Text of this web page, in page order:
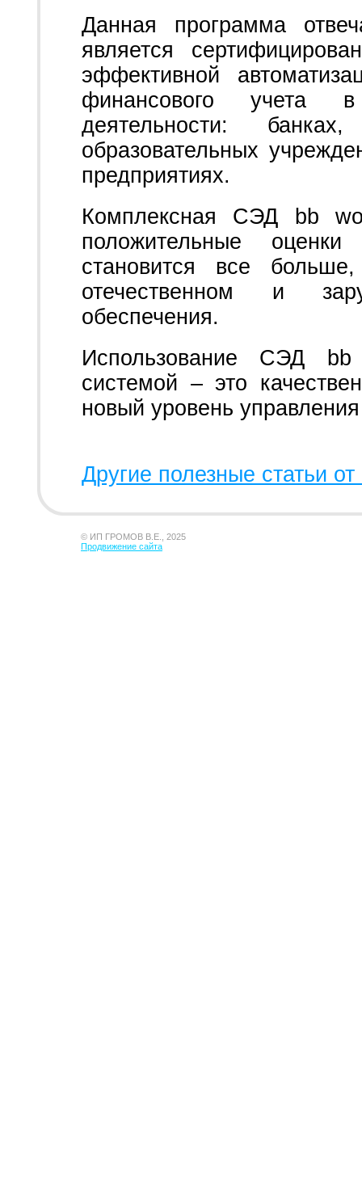
Данная программа
является
эффективной
финансового учета
деятельности:
образовательных
предприятиях.
Комплексная СЭД bb
положительные
становится все
отечественном и
обеспечения.
Использование СЭД
системой – это
новый уровень
Другие полезные статьи
© ИП ГРОМОВ В.Е., 2025
Продвижение сайта